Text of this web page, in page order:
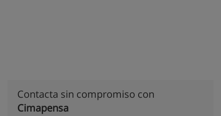
Contacta sin compromiso con
Cimapensa